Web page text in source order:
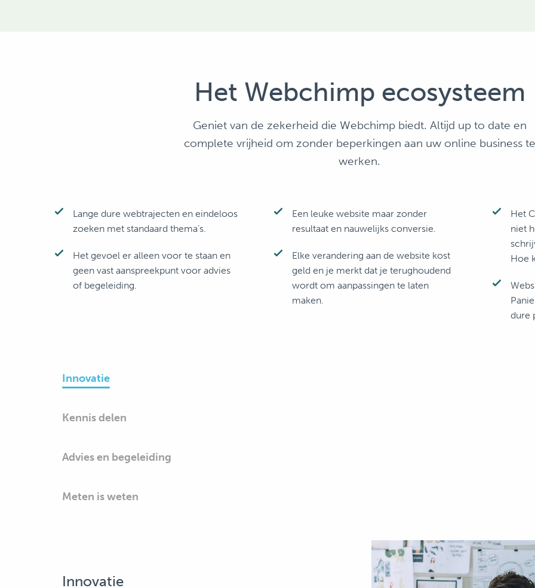
Het Webchimp ecosysteem
Geniet van de zekerheid die Webchimp biedt. Altijd up to date en
complete vrijheid om zonder beperkingen aan uw online business te
werken.
Lange dure webtrajecten en eindeloos
zoeken met standaard thema’s.
Het gevoel er alleen voor te staan en
geen vast aanspreekpunt voor advies
of begeleiding.
Een leuke website maar zonder
resultaat en nauwelijks conversie.
Elke verandering aan de website kost
geld en je merkt dat je terughoudend
wordt om aanpassingen te laten
maken.
Het
niet
Hoe
dure
Innovatie
Kennis delen
Advies en begeleiding
Meten is weten
Innovatie